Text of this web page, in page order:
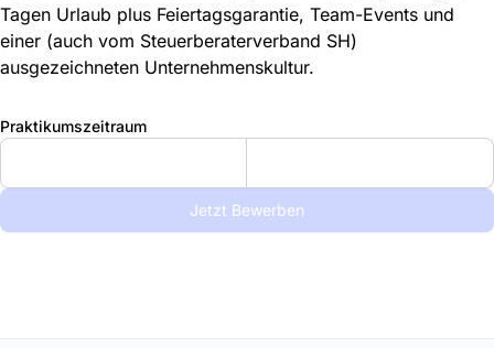
Tagen Urlaub plus Feiertagsgarantie, Team-Events und
einer (auch vom Steuerberaterverband SH)
ausgezeichneten Unternehmenskultur.
Praktikumszeitraum
Jetzt Bewerben